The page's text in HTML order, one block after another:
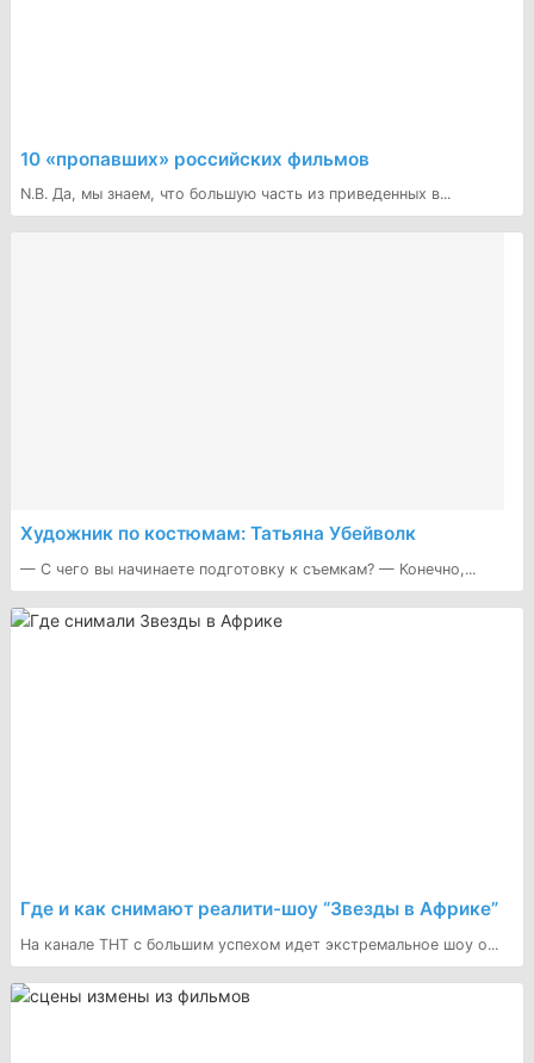
10 «пропавших» российских фильмов
N.B. Да, мы знаем, что большую часть из приведенных в...
Художник по костюмам: Татьяна Убейволк
— С чего вы начинаете подготовку к съемкам? — Конечно,...
Где и как снимают реалити-шоу “Звезды в Африке”
На канале ТНТ с большим успехом идет экстремальное шоу о...